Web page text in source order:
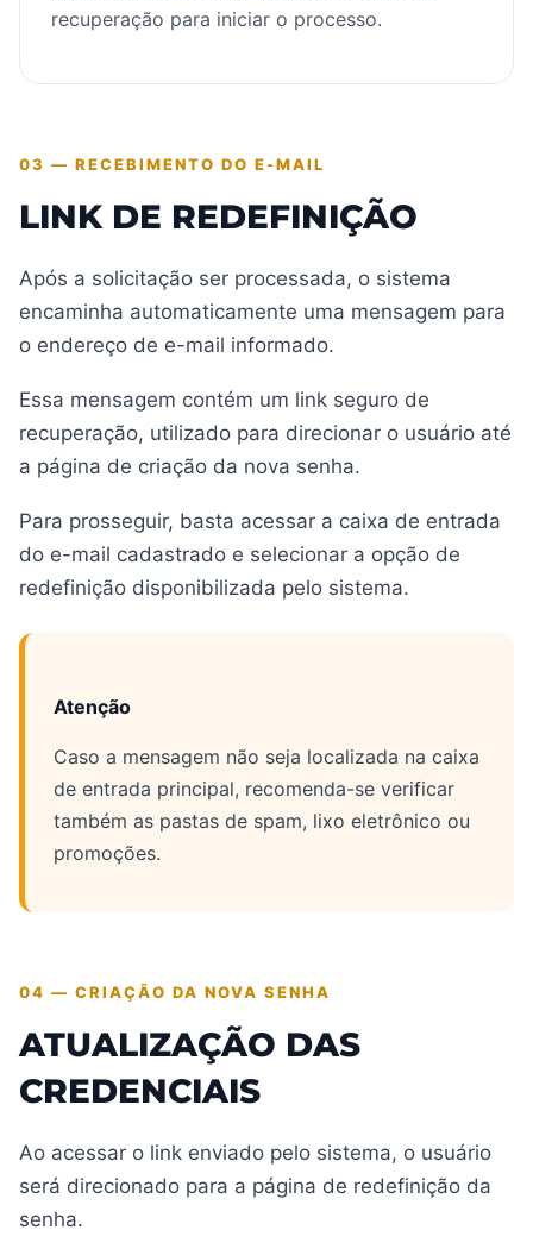
recuperação para iniciar o processo.
03 — RECEBIMENTO DO E-MAIL
LINK DE REDEFINIÇÃO
Após a solicitação ser processada, o sistema
encaminha automaticamente uma mensagem para
o endereço de e-mail informado.
Essa mensagem contém um link seguro de
recuperação, utilizado para direcionar o usuário até
a página de criação da nova senha.
Para prosseguir, basta acessar a caixa de entrada
do e-mail cadastrado e selecionar a opção de
redefinição disponibilizada pelo sistema.
Atenção
Caso a mensagem não seja localizada na caixa
de entrada principal, recomenda-se verificar
também as pastas de spam, lixo eletrônico ou
promoções.
04 — CRIAÇÃO DA NOVA SENHA
ATUALIZAÇÃO DAS
CREDENCIAIS
Ao acessar o link enviado pelo sistema, o usuário
será direcionado para a página de redefinição da
senha.